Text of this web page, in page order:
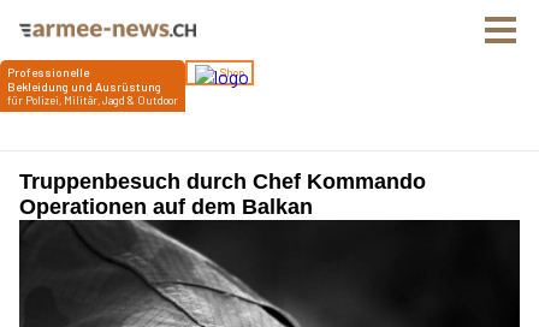
Truppenbesuch durch Chef Kommando
Operationen auf dem Balkan